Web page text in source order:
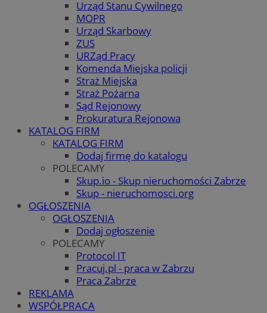
Urząd Stanu Cywilnego
MOPR
Urząd Skarbowy
ZUS
URZąd Pracy
Komenda Miejska policji
Straż Miejska
Straż Pożarna
Sąd Rejonowy
Prokuratura Rejonowa
KATALOG FIRM
KATALOG FIRM
Dodaj firmę do katalogu
POLECAMY
Skup.io - Skup nieruchomości Zabrze
Skup - nieruchomosci.org
OGŁOSZENIA
OGŁOSZENIA
Dodaj ogłoszenie
POLECAMY
Protocol IT
Pracuj.pl - praca w Zabrzu
Praca Zabrze
REKLAMA
WSPÓŁPRACA